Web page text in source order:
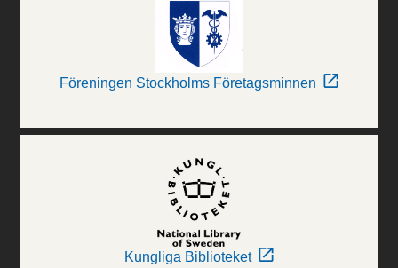
Föreningen Stockholms Företagsminnen
Kungliga Biblioteket